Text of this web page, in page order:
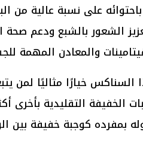
على نسبة عالية من
الشعور بالشبع ودعم
والمعادن المهمة
السناكس خيارًا مثاليًا لمن
الخفيفة التقليدية
بمفرده كوجبة خفيفة بين